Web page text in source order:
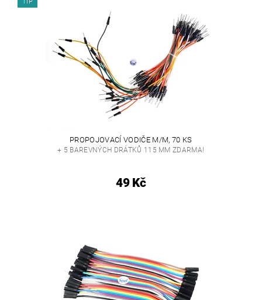
PROPOJOVACÍ VODIČE M/M, 70 KS
+ 5 BAREVNÝCH DRÁTKŮ 115 MM ZDARMA!
49 Kč